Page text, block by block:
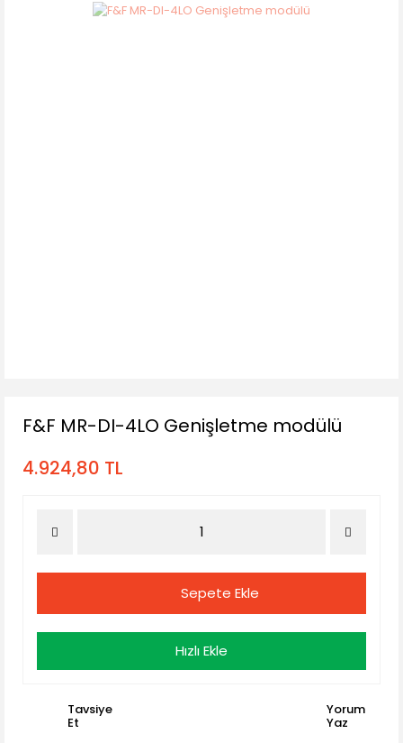
F&F MR-DI-4LO Genişletme modülü
4.924,80 TL
Sepete Ekle
Hızlı Ekle
Tavsiye
Et
Yorum
Yaz